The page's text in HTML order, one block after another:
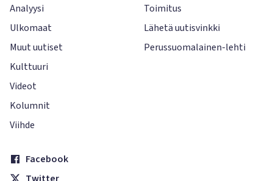
Analyysi
Ulkomaat
Muut uutiset
Kulttuuri
Videot
Kolumnit
Viihde
Toimitus
Lähetä uutisvinkki
Perussuomalainen-lehti
Facebook